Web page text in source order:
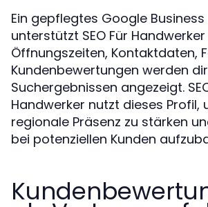
Ein gepflegtes Google Business
unterstützt SEO Für
Öffnungszeiten, Kontaktdaten,
Kundenbewertungen werden
Suchergebnissen angezeigt.
Handwerker nutzt dieses Profil,
regionale Präsenz zu stärken
bei potenziellen Kunden